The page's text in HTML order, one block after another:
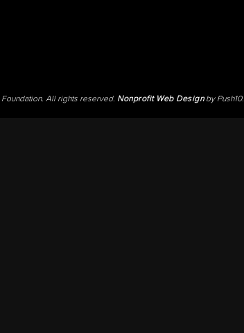
All rights reserved. Nonprofit Web Designby Push10.